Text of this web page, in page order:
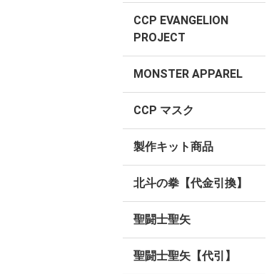
CCP EVANGELION
PROJECT
MONSTER APPAREL
CCP マスク
製作キット商品
北斗の拳【代金引換】
聖闘士聖矢
聖闘士聖矢【代引】